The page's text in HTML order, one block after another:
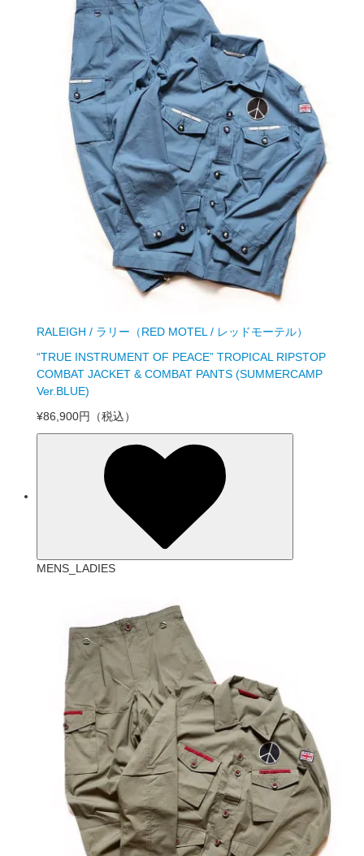
RALEIGH / ラリー（RED MOTEL / レッドモーテル）
“TRUE INSTRUMENT OF PEACE” TROPICAL RIPSTOP
COMBAT JACKET & COMBAT PANTS (SUMMERCAMP
Ver.BLUE)
¥86,900円
（税込）
MENS_LADIES